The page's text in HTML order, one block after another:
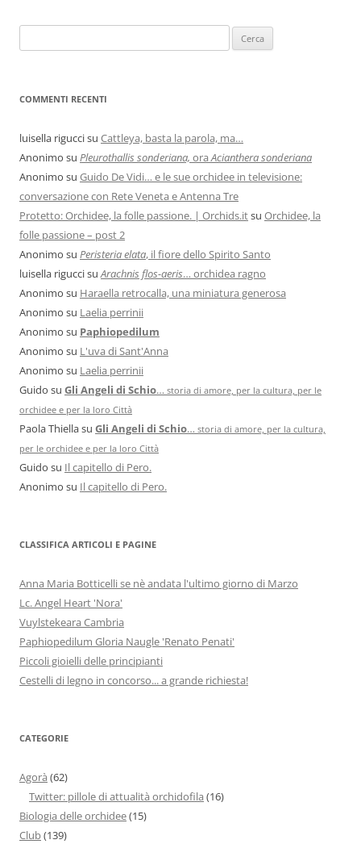
COMMENTI RECENTI
luisella riguccisu Cattleya, basta la parola, ma…
Anonimo su Pleurothallis sonderiana, oraAcianthera sonderiana
Anonimo su Guido De Vidi… e le sue orchidee in televisione:
conversazione con Rete Veneta e Antenna Tre
Protetto: Orchidee, la folle passione. | Orchids.itsu Orchidee, la
folle passione – post 2
Anonimo su Peristeria elata, il fiore dello Spirito Santo
luisella riguccisuArachnis flos-aeris… orchidea ragno
Anonimo su Haraella retrocalla, una miniatura generosa
Anonimo su Laelia perrinii
Anonimo su Paphiopedilum
Anonimo su L'uva di Sant'Anna
Anonimo su Laelia perrinii
Guido su Gli Angeli di Schio… storia di amore, per la cultura, per le
orchidee e per la loro Città
Paola Thiellasu Gli Angeli di Schio… storia di amore, per la cultura,
per le orchidee e per la loro Città
Guido su Il capitello di Pero.
Anonimo su Il capitello di Pero.
CLASSIFICA ARTICOLI E PAGINE
Anna Maria Botticelli se nè andata l'ultimo giorno di Marzo
Lc. Angel Heart 'Nora'
Vuylstekeara Cambria
Paphiopedilum Gloria Naugle 'Renato Penati'
Piccoli gioielli delle principianti
Cestelli di legno in concorso... a grande richiesta!
CATEGORIE
Agorà (62)
Twitter: pillole di attualità orchidofila (16)
Biologia delle orchidee(15)
Club(139)